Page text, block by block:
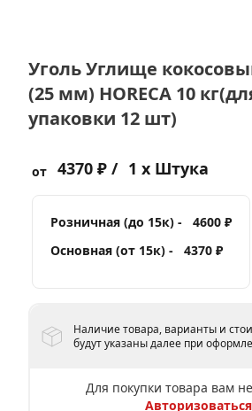
Уголь Углище
(25 мм) HORECA 10
упаковки 12 шт)
от 4370 ₽ / 1 x Штука
Розничная (до 15к) -
4600 ₽
Основная (от 15к) -
4370 ₽
Наличие товара, варианты и
будут указаны далее при
Для покупки товара вам
Авторизоваться